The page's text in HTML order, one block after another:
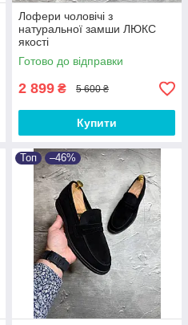
Лофери чоловічі з
натуральної замши ЛЮКС
якості
Готово до відправки
2 899 ₴ 5 600 ₴
Купити
Топ –46%